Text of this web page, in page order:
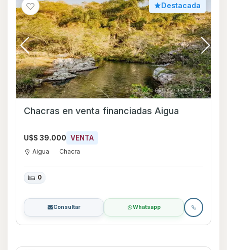
Destacada
Chacras en venta financiadas Aigua
U$S 39.000 VENTA
Aigua Chacra
0
Consultar Whatsapp